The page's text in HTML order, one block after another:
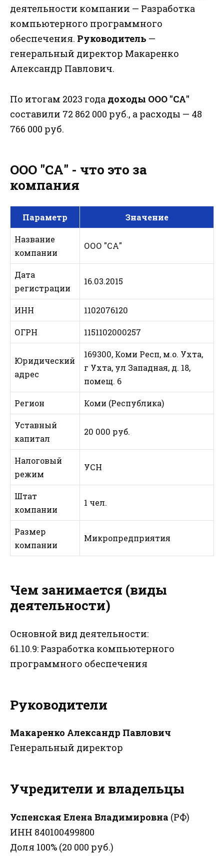
деятельности компании — Разработка
компьютерного программного
обеспечения. Руководитель —
генеральный директор Макаренко
Александр Павлович.
По итогам 2023 года доходы ООО "СА"
составили 72 862 000 руб., а расходы — 48
766 000 руб.
ООО "СА" - что это за
компания
Параметр Значение
Название
компании
ООО "СА"
Дата
регистрации
16.03.2015
ИНН 1102076120
ОГРН 1151102000257
Юридический
адрес
169300, Коми Респ, м.о. Ухта,
г Ухта, ул Западная, д. 18,
помещ. 6
Регион Коми (Республика)
Уставный
капитал
20 000 руб.
Налоговый
режим
УСН
Штат
компании
1 чел.
Размер
компании
Микропредприятия
Чем занимается (виды
деятельности)
Основной вид деятельности:
61.10.9: Разработка компьютерного
программного обеспечения
Руководители
Макаренко Александр Павлович
Генеральный директор
Учредители и владельцы
Успенская Елена Владимировна (РФ)
ИНН 840100499800
Доля 100% (20 000 руб.)